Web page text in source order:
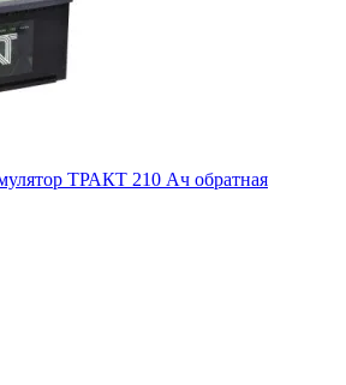
ТРАКТ 210 Ач обратная